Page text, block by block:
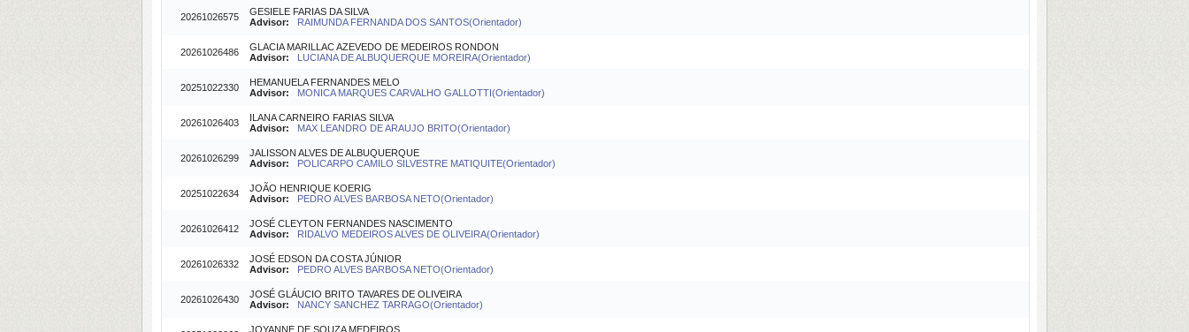
20261026575
GESIELE FARIAS DA SILVA
Advisor:
RAIMUNDA FERNANDA DOS SANTOS(Orientador)
20261026486
GLACIA MARILLAC AZEVEDO DE MEDEIROS RONDON
Advisor:
LUCIANA DE ALBUQUERQUE MOREIRA(Orientador)
20251022330
HEMANUELA FERNANDES MELO
Advisor:
MONICA MARQUES CARVALHO GALLOTTI(Orientador)
20261026403
ILANA CARNEIRO FARIAS SILVA
Advisor:
MAX LEANDRO DE ARAUJO BRITO(Orientador)
20261026299
JALISSON ALVES DE ALBUQUERQUE
Advisor:
POLICARPO CAMILO SILVESTRE MATIQUITE(Orientador)
20251022634
JOÃO HENRIQUE KOERIG
Advisor:
PEDRO ALVES BARBOSA NETO(Orientador)
20261026412
JOSÉ CLEYTON FERNANDES NASCIMENTO
Advisor:
RIDALVO MEDEIROS ALVES DE OLIVEIRA(Orientador)
20261026332
JOSÉ EDSON DA COSTA JÚNIOR
Advisor:
PEDRO ALVES BARBOSA NETO(Orientador)
20261026430
JOSÉ GLÁUCIO BRITO TAVARES DE OLIVEIRA
Advisor:
NANCY SANCHEZ TARRAGO(Orientador)
JOYANNE DE SOUZA MEDEIROS